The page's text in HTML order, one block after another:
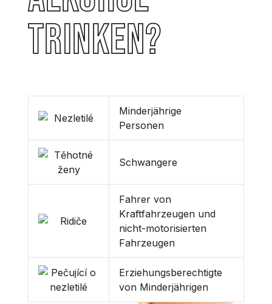
trinken?
Minderjährige
Personen
Schwangere
Fahrer von
Kraftfahrzeugen und
nicht-motorisierten
Fahrzeugen
Erziehungsberechtigte
von Minderjährigen